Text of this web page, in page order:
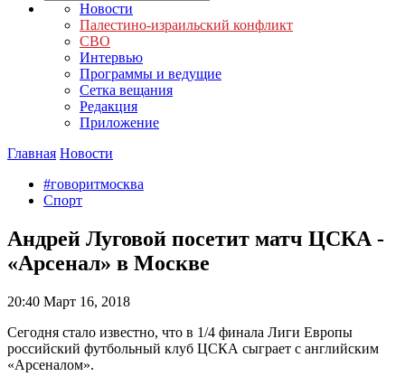
Новости
Палестино-израильский конфликт
СВО
Интервью
Программы и ведущие
Сетка вещания
Редакция
Приложение
Главная Новости
#говоритмосква
Спорт
Андрей Луговой посетит матч ЦСКА -
«Арсенал» в Москве
20:40 Март 16, 2018
Сегодня стало известно, что в 1/4 финала Лиги Европы
российский футбольный клуб ЦСКА сыграет с английским
«Арсеналом».